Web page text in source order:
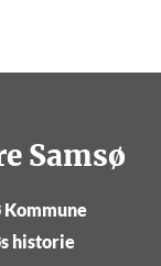
Samsø
Kommune
historie